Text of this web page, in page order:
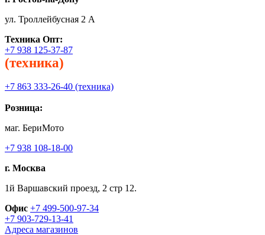
ул. Троллейбусная 2 А
Техника Опт:
+7 938 125-37-87
(техника)
+7 863 333-26-40 (техника)
Розница:
маг. БериМото
+7 938 108-18-00
г. Москва
1й Варшавский проезд, 2 стр 12.
Офис +7 499-500-97-34
+7 903-729-13-41
Адреса магазинов